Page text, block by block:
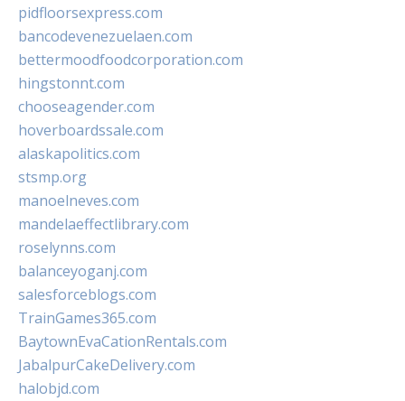
pidfloorsexpress.com
bancodevenezuelaen.com
bettermoodfoodcorporation.com
hingstonnt.com
chooseagender.com
hoverboardssale.com
alaskapolitics.com
stsmp.org
manoelneves.com
mandelaeffectlibrary.com
roselynns.com
balanceyoganj.com
salesforceblogs.com
TrainGames365.com
BaytownEvaCationRentals.com
JabalpurCakeDelivery.com
halobjd.com